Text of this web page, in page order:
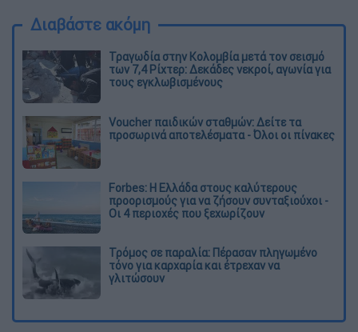
Διαβάστε ακόμη
Τραγωδία στην Κολομβία μετά τον σεισμό
των 7,4 Ρίχτερ: Δεκάδες νεκροί, αγωνία για
τους εγκλωβισμένους
Voucher παιδικών σταθμών: Δείτε τα
προσωρινά αποτελέσματα - Όλοι οι πίνακες
Forbes: Η Ελλάδα στους καλύτερους
προορισμούς για να ζήσουν συνταξιούχοι -
Οι 4 περιοχές που ξεχωρίζουν
Τρόμος σε παραλία: Πέρασαν πληγωμένο
τόνο για καρχαρία και έτρεχαν να
γλιτώσουν